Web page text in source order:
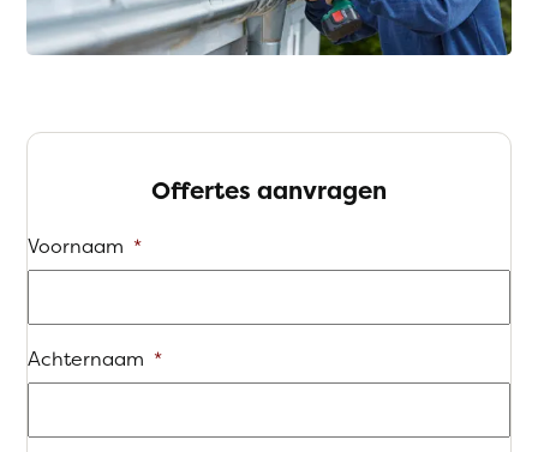
Offertes aanvragen
Voornaam *
Achternaam *